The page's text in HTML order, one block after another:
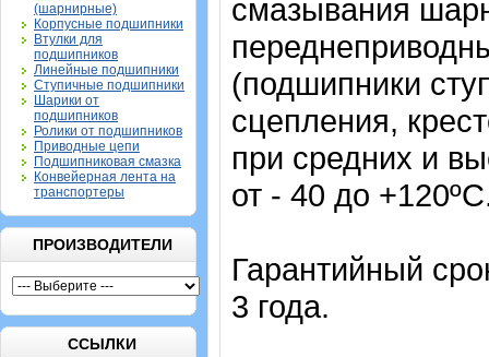
(шарнирные)
Корпусные подшипники
Втулки для
подшипников
Линейные подшипники
Ступичные подшипники
Шарики от
подшипников
Ролики от подшипников
Приводные цепи
Подшипниковая смазка
Конвейерная лента на
транспортеры
ПРОИЗВОДИТЕЛИ
ССЫЛКИ
смазывания
(подшипники
сцепления,
при средних и
от - 40 до
Гарантийный
3 года.